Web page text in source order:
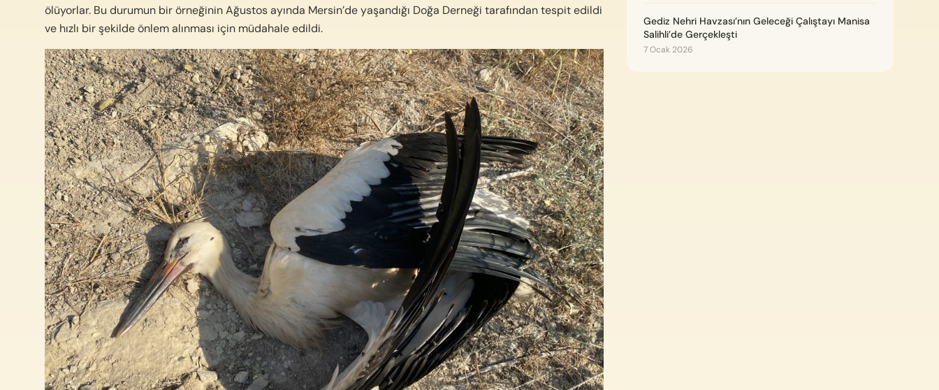
ölüyorlar. Bu durumun bir örneğinin Ağustos ayında Mersin’de yaşandığı Doğa Derneği tarafından tespit edildi
ve hızlı bir şekilde önlem alınması için müdahale edildi.
Gediz Nehri Havzası’nın Geleceği Çalıştayı Manisa
Salihli’de Gerçekleşti
7 Ocak 2026